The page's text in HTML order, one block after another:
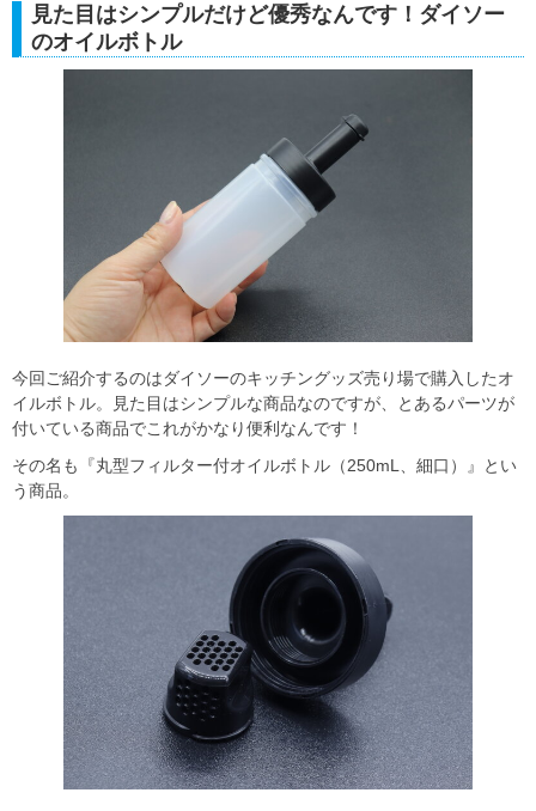
見た目はシンプルだけど優秀なんです！ダイソー
のオイルボトル
今回ご紹介するのはダイソーのキッチングッズ売り場で購入したオ
イルボトル。見た目はシンプルな商品なのですが、とあるパーツが
付いている商品でこれがかなり便利なんです！
その名も『丸型フィルター付オイルボトル（250mL、細口）』とい
う商品。